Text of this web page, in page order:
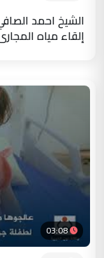
الشيخ احمد
إلقاء مياه
03:08